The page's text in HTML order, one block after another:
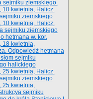
sejmiku ziemskiego.
10 kwietnia, Halicz.
ziemskiego
10 kwietnia, Halicz.
sejmiku ziemskiego
hetmana w. kor.
18 kwietnia,
Odpowiedź hetmana
sejmiku
halickiego
25 kwietnia, Halicz.
ziemskiego
25 kwietnia,
sejmiku